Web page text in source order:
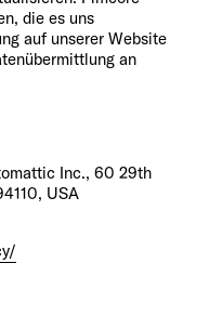
die es uns
auf unserer Website
an
Inc., 60 29th
USA